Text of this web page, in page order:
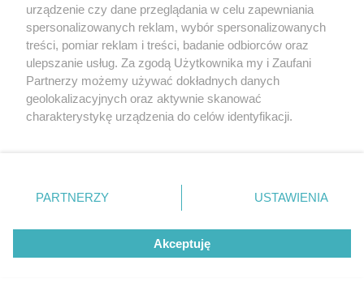
ZAKUPY
Jesień w Pepco! Stylowe kubki i
dodatki w świetnych cenach
urządzenie czy dane przeglądania w celu zapewniania
spersonalizowanych reklam, wybór spersonalizowanych
treści, pomiar reklam i treści, badanie odbiorców oraz
ulepszanie usług. Za zgodą Użytkownika my i Zaufani
Partnerzy możemy używać dokładnych danych
geolokalizacyjnych oraz aktywnie skanować
charakterystykę urządzenia do celów identyfikacji.
zmienić/wycofać klikając przycisk ustawień prywatności
znajdujący się w lewym dolnym rogu strony
rodzaje przetwarzania danych nie wymagają zgody
użytkownika, ale masz prawo sprzeciwić się takiemu
przetwarzaniu. Preferencje będą miały zastosowanie tylko
PARTNERZY USTAWIENIA
Akceptuję